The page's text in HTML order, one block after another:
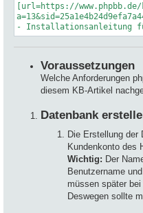
[url=https://
- Installationsanleitung
Voraussetzungen
Welche Anforderungen
diesem KB-Artikel
Datenbank
Die Erstellung der
Kundenkonto des
Wichtig: Der
Benutzername
müssen später
Deswegen sollte